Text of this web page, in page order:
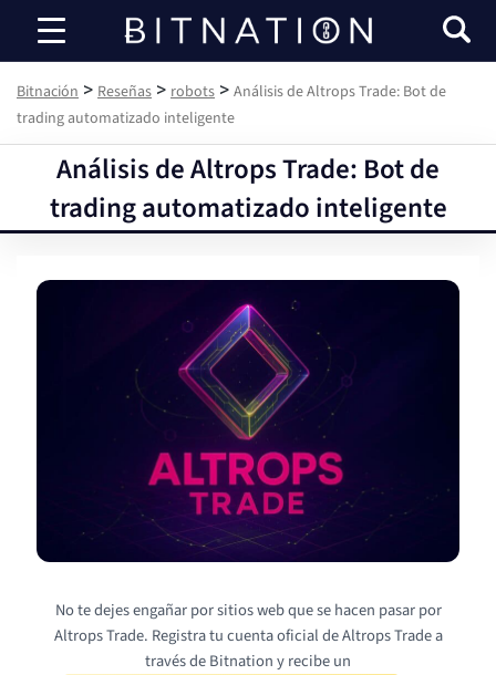
Bitnación
Bitnación > Reseñas > robots > Análisis de Altrops Trade: Bot de
trading automatizado inteligente
Análisis de Altrops Trade: Bot de
trading automatizado inteligente
No te dejes engañar por sitios web que se hacen pasar por
Altrops Trade. Registra tu cuenta oficial de Altrops Trade a
través de Bitnation y recibe un